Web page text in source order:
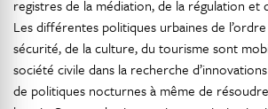
registres de la médiation, de la régulation et
Les différentes politiques urbaines de
sécurité, de la culture, du tourisme sont
société civile dans la recherche
de politiques nocturnes à même de